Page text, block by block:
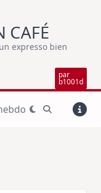
CAFÉ
expresso bien
par
b1001d